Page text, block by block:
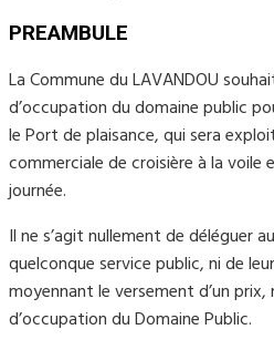
PREAMBULE
La Commune du LAVANDOU
d’occupation du domaine public
le Port de plaisance, qui sera
commerciale de croisière à la voile
journée.
Il ne s’agit nullement de déléguer
quelconque service public, ni de
moyennant le versement d’un
d’occupation du Domaine Public.